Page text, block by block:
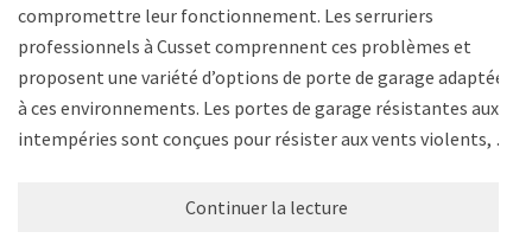
compromettre leur fonctionnement. Les serruriers
professionnels à Cusset comprennent ces problèmes et
proposent une variété d’options de porte de garage adaptées
à ces environnements. Les portes de garage résistantes aux
intempéries sont conçues pour résister aux vents violents, …
Continuer la lecture